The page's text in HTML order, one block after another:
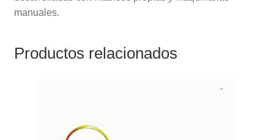
manuales.
Productos relacionados